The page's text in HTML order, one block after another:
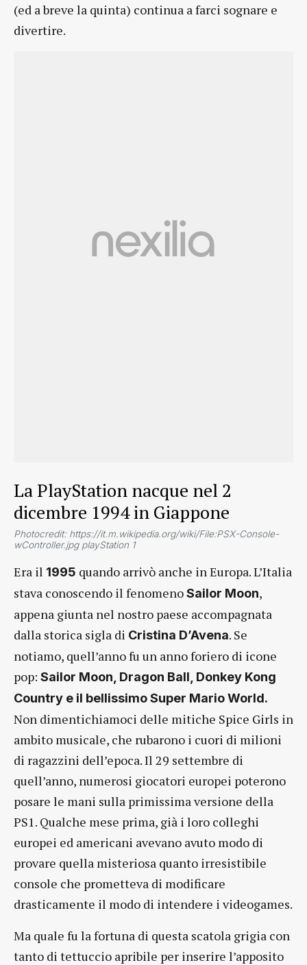
(ed a breve la quinta) continua a farci sognare e
divertire.
La PlayStation nacque nel 2
dicembre 1994 in Giappone
Photocredit: https://it.m.wikipedia.org/wiki/File:PSX-Console-
wController.jpg playStation 1
Era il 1995 quando arrivò anche in Europa. L’Italia
stava conoscendo il fenomenoSailor Moon,
appena giunta nel nostro paese accompagnata
dalla storica sigla di Cristina D’Avena. Se
notiamo, quell’anno fu un anno foriero di icone
pop: Sailor Moon, Dragon Ball, Donkey Kong
Country e il bellissimo Super Mario World.
Non dimentichiamoci delle mitiche Spice Girls in
ambito musicale, che rubarono i cuori di milioni
di ragazzini dell’epoca. Il 29 settembre di
quell’anno, numerosi giocatori europei poterono
posare le mani sulla primissima versione della
PS1. Qualche mese prima, già i loro colleghi
europei ed americani avevano avuto modo di
provare quella misteriosa quanto irresistibile
console che prometteva di modificare
drasticamente il modo di intendere i videogames.
Ma quale fu la fortuna di questa scatola grigia con
tanto di tettuccio apribile per inserire l’apposito